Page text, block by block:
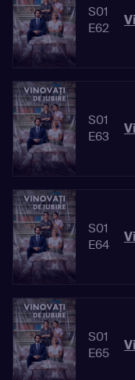
S01
E62
S01
E63
S01
E64
S01
E65